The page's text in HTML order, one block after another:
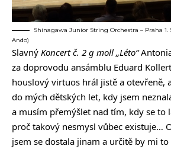
Shinagawa Junior String Orchestra – Praha 1.
Ando)
Slavný Koncert č. 2 g moll „Léto“
za doprovodu ansámblu Eduard
houslový virtuos hrál jistě a otevřeně,
do mých dětských let, kdy jsem
a musím přemýšlet nad tím, kdy se to
proč takový nesmysl vůbec existuje…
jsem se dostala jinam a určitě by mi